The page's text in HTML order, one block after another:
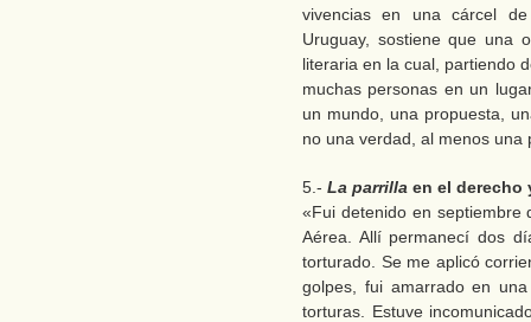
vivencias en una cárcel
Uruguay, sostiene que una
literaria en la cual, partiendo
muchas personas en un
un mundo, una propuesta,
no una verdad, al menos una
5.- La parrilla en el derecho
«Fui detenido en septiembre
Aérea. Allí permanecí dos
torturado. Se me aplicó
golpes, fui amarrado en
torturas. Estuve